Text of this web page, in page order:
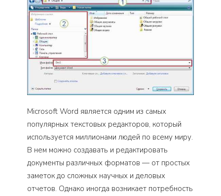
Microsoft Word является одним из самых
популярных текстовых редакторов, который
используется миллионами людей по всему миру.
В нем можно создавать и редактировать
документы различных форматов — от простых
заметок до сложных научных и деловых
отчетов. Однако иногда возникает потребность